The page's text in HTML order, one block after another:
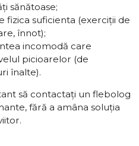
sănătoase;
fizica suficienta (exerciții de
înnot);
incomodă care
picioarelor (de
înalte).
să contactați un flebolog
fără a amâna soluția